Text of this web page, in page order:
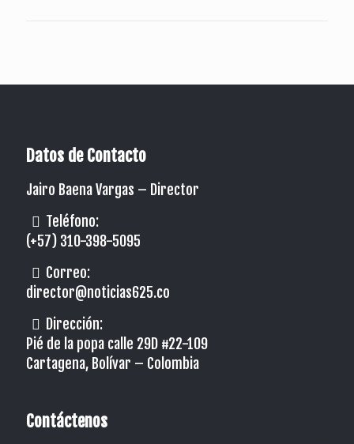
Datos de Contacto
Jairo Baena Vargas – Director
Teléfono:
(+57) 310-398-5095
Correo:
director@noticias625.co
Dirección:
Pié de la popa calle 29D #22-109
Cartagena, Bolívar – Colombia
Contáctenos